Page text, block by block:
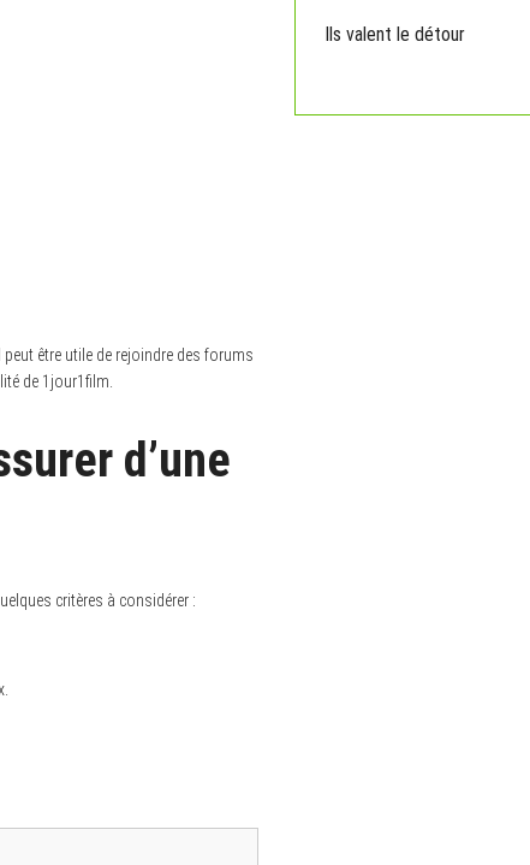
être utile de rejoindre des forums
de 1jour1film.
d’une
critères à considérer :
Ils valent le détour